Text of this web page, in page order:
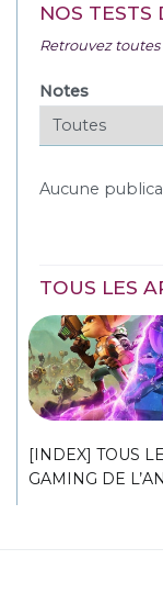
NOS TESTS
Retrouvez
Notes
Aucune
TOUS LES
[INDEX] TOUS
GAMING DE